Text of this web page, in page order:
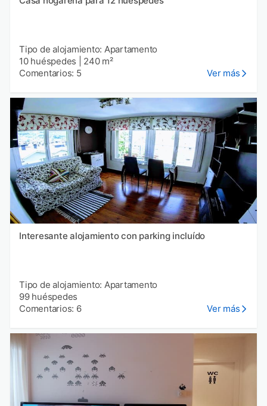
Tipo de alojamiento: Apartamento
10 huéspedes
240 m²
Comentarios: 5
Ver más
Interesante alojamiento con parking incluído
Tipo de alojamiento: Apartamento
99 huéspedes
Comentarios: 6
Ver más